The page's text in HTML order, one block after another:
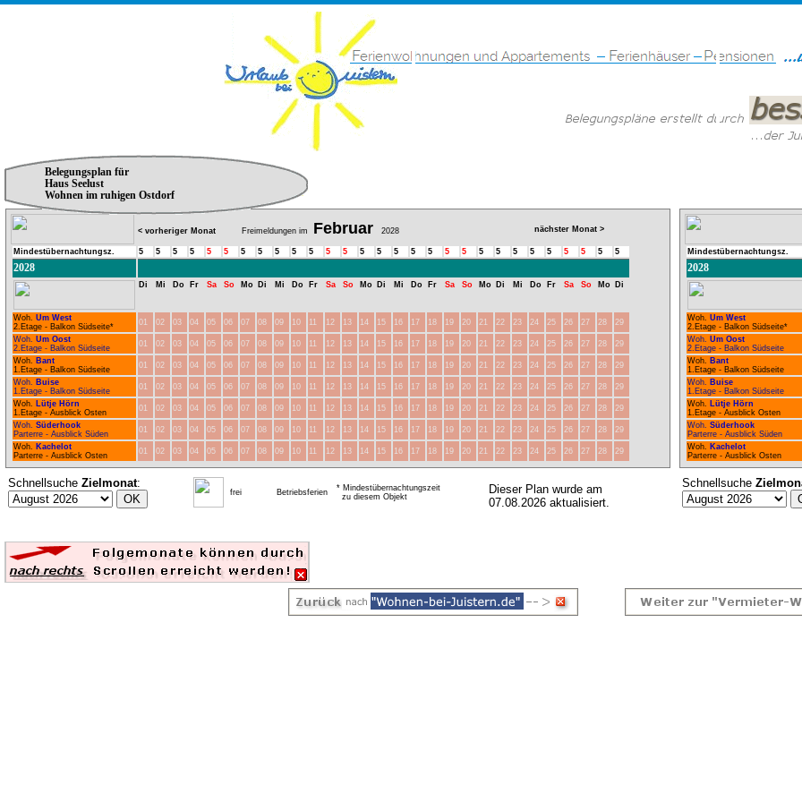
Belegungsplan für
Haus Seelust
Wohnen im ruhigen Ostdorf
< vorheriger Monat Freimeldungen im Februar 2028 nächster Monat >
Mindestübernachtungsz. 5 5 5 5 5 5 5 5 5 5 5 5 5 5 5 5 5 5 5 5 5 5 5 5 5 5 5 5 5
2028
Di Mi Do Fr Sa So Mo Di Mi Do Fr Sa So Mo Di Mi Do Fr Sa So Mo Di Mi Do Fr Sa So Mo Di
Woh. Um West
2.Etage - Balkon Südseite*
01 02 03 04 05 06 07 08 09 10 11 12 13 14 15 16 17 18 19 20 21 22 23 24 25 26 27 28
29
Woh. Um Oost
2.Etage - Balkon Südseite
01 02 03 04 05 06 07 08 09 10 11 12 13 14 15 16 17 18 19 20 21 22 23 24 25 26 27 28
29
Woh. Bant
1.Etage - Balkon Südseite
01 02 03 04 05 06 07 08 09 10 11 12 13 14 15 16 17 18 19 20 21 22 23 24 25 26 27 28
29
Woh. Buise
1.Etage - Balkon Südseite
01 02 03 04 05 06 07 08 09 10 11 12 13 14 15 16 17 18 19 20 21 22 23 24 25 26 27 28
29
Woh. Lütje Hörn
1.Etage - Ausblick Osten
01 02 03 04 05 06 07 08 09 10 11 12 13 14 15 16 17 18 19 20 21 22 23 24 25 26 27 28
29
Woh. Süderhook
Parterre - Ausblick Süden
01 02 03 04 05 06 07 08 09 10 11 12 13 14 15 16 17 18 19 20 21 22 23 24 25 26 27 28
29
Woh. Kachelot
Parterre - Ausblick Osten
01 02 03 04 05 06 07 08 09 10 11 12 13 14 15 16 17 18 19 20 21 22 23 24 25 26 27 28 29
Schnellsuche Zielmonat:
frei Betriebsferien
* Mindestübernachtungszeit
zu diesem Objekt
Dieser Plan wurde am
07.08.2026 aktualisiert.
Mindestübernachtungsz.
2028
Woh. Um West
2.Etage - Balkon Südseite*
Woh. Um Oost
2.Etage - Balkon Südseite
Woh. Bant
1.Etage - Balkon Südseite
Woh. Buise
1.Etage - Balkon Südseite
Woh. Lütje Hörn
1.Etage - Ausblick Osten
Woh. Süderhook
Parterre - Ausblick Süden
Woh. Kachelot
Parterre - Ausblick Osten
Schnellsuche